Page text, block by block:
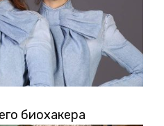
биохакера